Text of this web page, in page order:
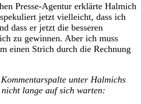
Presse-Agentur erklärte Halmich
jetzt vielleicht, dass ich
dass er jetzt die besseren
zu gewinnen. Aber ich muss
einen Strich durch die Rechnung
unter Halmichs
lange auf sich warten: